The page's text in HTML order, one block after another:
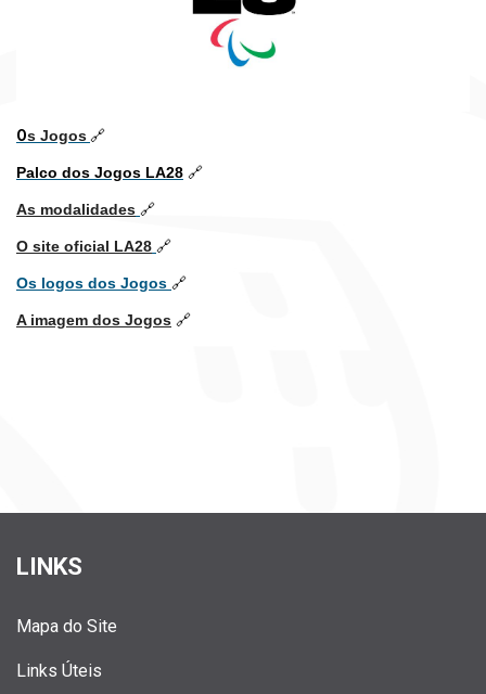
Os Jogos 🔗
Palco dos Jogos LA28 🔗
As modalidades 🔗
O site oficial LA28 🔗
Os logos dos Jogos 🔗
A imagem dos Jogos 🔗
LINKS
Mapa do Site
Links Úteis